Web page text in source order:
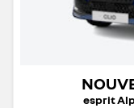
esprit